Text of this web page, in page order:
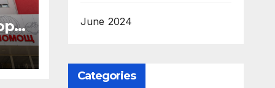
с
June 2024
Categories